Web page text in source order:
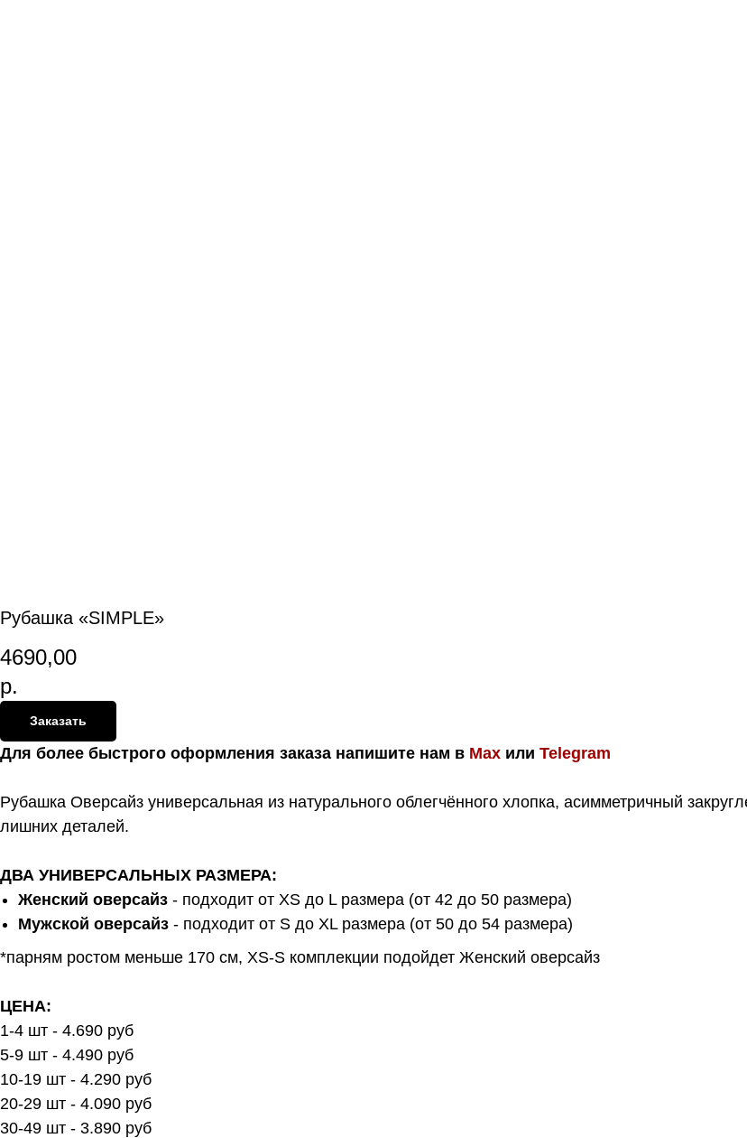
Рубашка «SIMPLE»
4690,00
р.
Заказать
Для более быстрого оформления заказа напишите нам в Max или Telegram
Рубашка Оверсайз универсальная из натурального облегчённого хлопка, асимметричный
лишних деталей.
ДВА УНИВЕРСАЛЬНЫХ РАЗМЕРА:
Женский оверсайз - подходит от XS до L размера (от 42 до 50 размера)
Мужской оверсайз - подходит от S до XL размера (от 50 до 54 размера)
*парням ростом меньше 170 см, XS-S комплекции подойдет Женский оверсайз
ЦЕНА:
1-4 шт - 4.690 руб
5-9 шт - 4.490 руб
10-19 шт - 4.290 руб
20-29 шт - 4.090 руб
30-49 шт - 3.890 руб